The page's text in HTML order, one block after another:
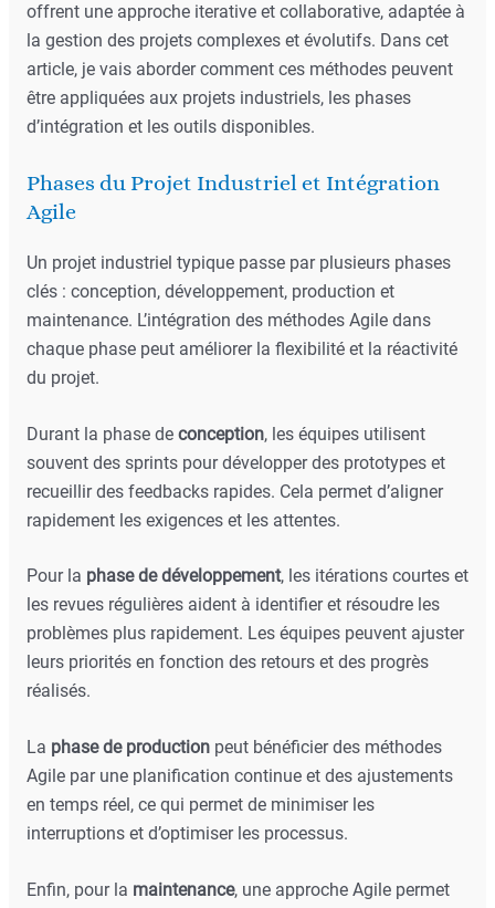
offrent une approche iterative et collaborative, adaptée à
la gestion des projets complexes et évolutifs. Dans cet
article, je vais aborder comment ces méthodes peuvent
être appliquées aux projets industriels, les phases
d’intégration et les outils disponibles.
Phases du Projet Industriel et Intégration
Agile
Un projet industriel typique passe par plusieurs phases
clés : conception, développement, production et
maintenance. L’intégration des méthodes Agile dans
chaque phase peut améliorer la flexibilité et la réactivité
du projet.
Durant la phase de conception, les équipes utilisent
souvent des sprints pour développer des prototypes et
recueillir des feedbacks rapides. Cela permet d’aligner
rapidement les exigences et les attentes.
Pour la phase de développement, les itérations courtes et
les revues régulières aident à identifier et résoudre les
problèmes plus rapidement. Les équipes peuvent ajuster
leurs priorités en fonction des retours et des progrès
réalisés.
La phase de productionpeut bénéficier des méthodes
Agile par une planification continue et des ajustements
en temps réel, ce qui permet de minimiser les
interruptions et d’optimiser les processus.
Enfin, pour la maintenance, une approche Agile permet